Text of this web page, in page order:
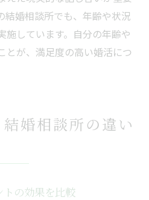
結婚相談所でも、年齢や状況
施しています。自分の年齢や
とが、満足度の高い婚活につ
婚相談所の違い
トの効果を比較